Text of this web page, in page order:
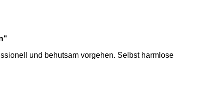
und behutsam vorgehen. Selbst harmlose